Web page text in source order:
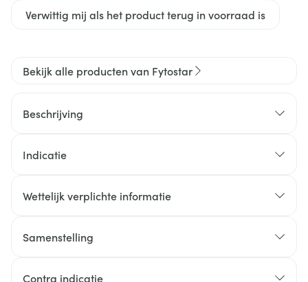
Verwittig mij als het product terug in voorraad is
Bekijk alle producten van Fytostar
Beschrijving
Indicatie
Wettelijk verplichte informatie
Samenstelling
Contra indicatie